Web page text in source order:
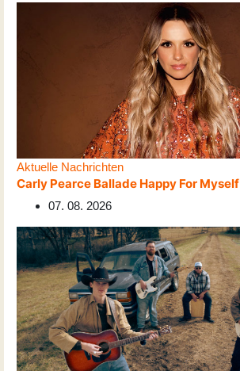
Aktuelle Nachrichten
Carly Pearce Ballade Happy For Myself
07. 08. 2026